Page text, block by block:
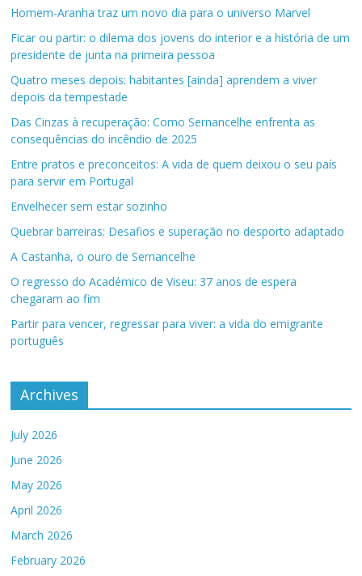
Homem-Aranha traz um novo dia para o universo Marvel
Ficar ou partir: o dilema dos jovens do interior e a história de um
presidente de junta na primeira pessoa
Quatro meses depois: habitantes [ainda] aprendem a viver
depois da tempestade
Das Cinzas à recuperação: Como Sernancelhe enfrenta as
consequências do incêndio de 2025
Entre pratos e preconceitos: A vida de quem deixou o seu país
para servir em Portugal
Envelhecer sem estar sozinho
Quebrar barreiras: Desafios e superação no desporto adaptado
A Castanha, o ouro de Sernancelhe
O regresso do Académico de Viseu: 37 anos de espera
chegaram ao fim
Partir para vencer, regressar para viver: a vida do emigrante
português
Archives
July 2026
June 2026
May 2026
April 2026
March 2026
February 2026